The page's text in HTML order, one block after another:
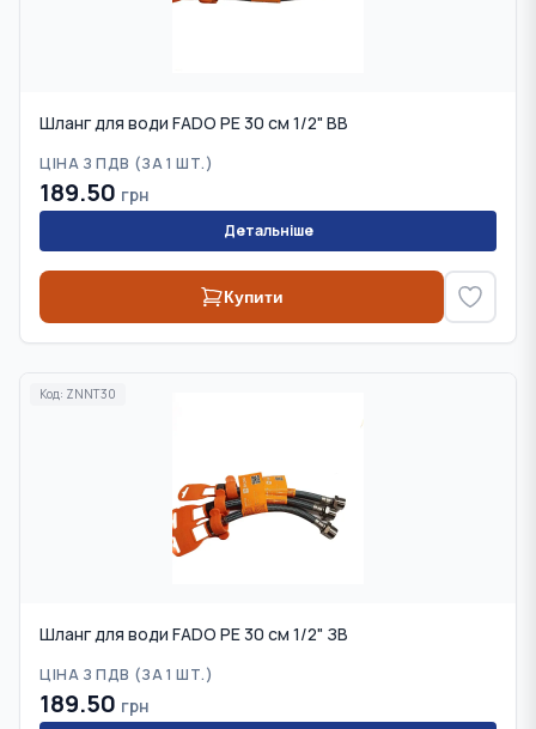
Шланг для води FADO PE 30 см 1/2" ВВ
ЦІНА З ПДВ (ЗА 1 ШТ.)
189.50 грн
Детальніше
Купити
Код: ZNNT30
Шланг для води FADO PE 30 см 1/2" ЗВ
ЦІНА З ПДВ (ЗА 1 ШТ.)
189.50 грн